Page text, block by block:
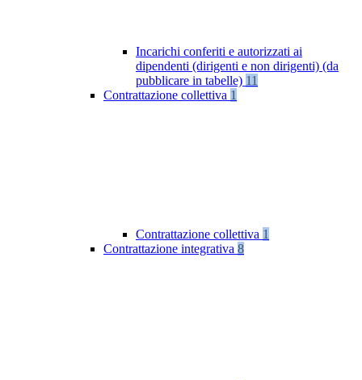
Incarichi conferiti e autorizzati ai
dipendenti (dirigenti e non dirigenti) (da
pubblicare in tabelle) 11
Contrattazione collettiva 1
Contrattazione collettiva 1
Contrattazione integrativa 8